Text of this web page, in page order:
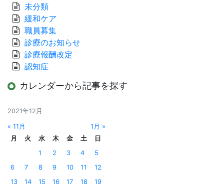
未分類
緩和ケア
職員募集
診療のお知らせ
診療報酬改定
認知症
カレンダーから記事を探す
2021年12月
« 11月
1月 »
月
火 水 木 金 土
日
1
2 3 4
5
6
7 8 9 10 11
12
13
14 15 16 17 18 19